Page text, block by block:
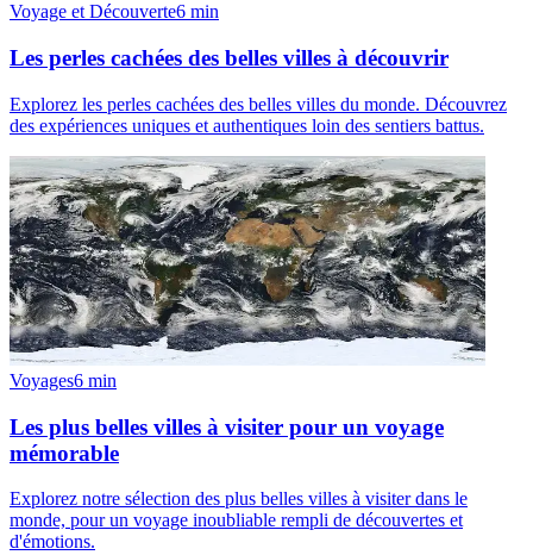
Voyage et Découverte6 min
Les perles cachées des belles villes à découvrir
Explorez les perles cachées des belles villes du monde. Découvrez
des expériences uniques et authentiques loin des sentiers battus.
Voyages6 min
Les plus belles villes à visiter pour un voyage
mémorable
Explorez notre sélection des plus belles villes à visiter dans le
monde, pour un voyage inoubliable rempli de découvertes et
d'émotions.